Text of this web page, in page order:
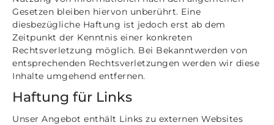
Gesetzen bleiben hiervon unberührt. Eine
diesbezügliche Haftung ist jedoch erst ab dem
Zeitpunkt der Kenntnis einer konkreten
Rechtsverletzung möglich. Bei Bekanntwerden von
entsprechenden Rechtsverletzungen werden wir diese
Inhalte umgehend entfernen.
Haftung für Links
Unser Angebot enthält Links zu externen Websites